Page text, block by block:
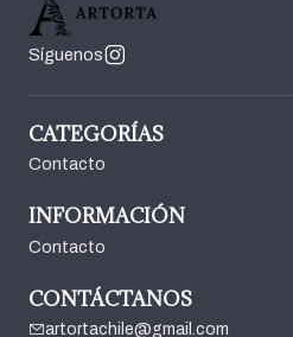
Síguenos
CATEGORÍAS
Contacto
INFORMACIÓN
Contacto
CONTÁCTANOS
artortachile@gmail.com